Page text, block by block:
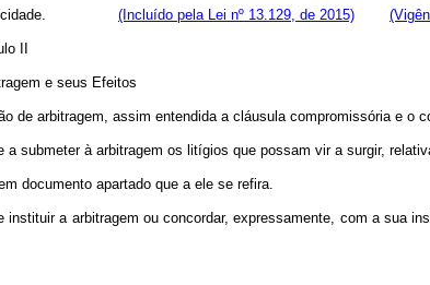
(Incluído pela Lei nº 13.129, de 2015)
II
e seus Efeitos
arbitragem, assim entendida a cláusula compromissória e o
submeter à arbitragem os litígios que possam vir a surgir,
documento apartado que a ele se refira.
a arbitragem ou concordar, expressamente, com a sua